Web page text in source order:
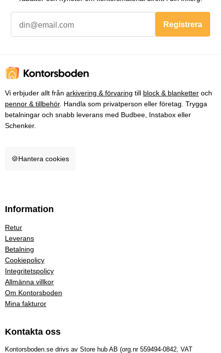
Registrera
Vi erbjuder allt från arkivering & förvaring till block & blanketter och
pennor & tillbehör. Handla som privatperson eller företag. Trygga
betalningar och snabb leverans med Budbee, Instabox eller
Schenker.
🍪Hantera cookies
Information
Retur
Leverans
Betalning
Cookiepolicy
Integritetspolicy
Allmänna villkor
Om Kontorsboden
Mina fakturor
Kontakta oss
Kontorsboden.se drivs av Store hub AB (org.nr 559494-0842, VAT